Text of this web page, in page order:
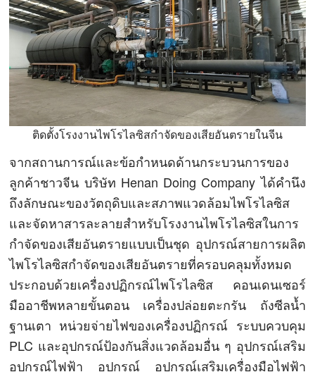
ติดตั้งโรงงานไพโรไลซิสกำจัดของเสียอันตรายในจีน
จากสถานการณ์และข้อกำหนดด้านกระบวนการของ
ลูกค้าชาวจีน บริษัท Henan Doing Company ได้คำนึง
ถึงลักษณะของวัตถุดิบและสภาพแวดล้อมไพโรไลซิส
และจัดหาสารละลายสำหรับโรงงานไพโรไลซิสในการ
กำจัดของเสียอันตรายแบบเป็นชุด อุปกรณ์สายการผลิต
ไพโรไลซิสกำจัดของเสียอันตรายที่ครอบคลุมทั้งหมด
ประกอบด้วยเครื่องปฏิกรณ์ไพโรไลซิส คอนเดนเซอร์
มืออาชีพหลายขั้นตอน เครื่องปล่อยตะกรัน ถังซีลน้ำ
ฐานเตา หน่วยจ่ายไฟของเครื่องปฏิกรณ์ ระบบควบคุม
PLC และอุปกรณ์ป้องกันสิ่งแวดล้อมอื่น ๆ อุปกรณ์เสริม
อุปกรณ์ไฟฟ้า อุปกรณ์ อุปกรณ์เสริมเครื่องมือไฟฟ้า